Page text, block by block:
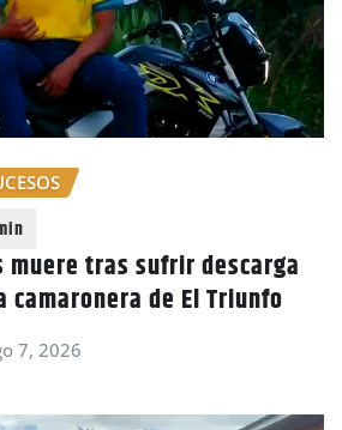
muere tras sufrir descarga
de El Triunfo
7, 2026